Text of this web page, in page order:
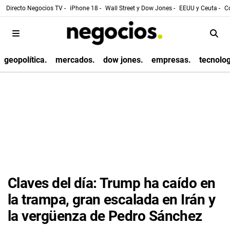
Directo Negocios TV - iPhone 18 - Wall Street y Dow Jones - EEUU y Ceuta -
geopolítica. mercados. dow jones. empresas.
Claves del día: Trump ha caído en
la trampa, gran escalada en Irán y
la vergüenza de Pedro Sánchez